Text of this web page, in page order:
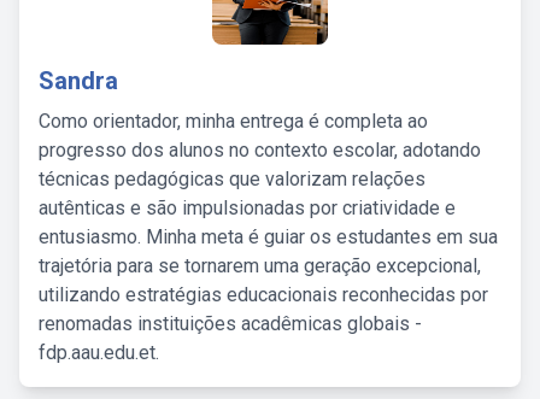
Sandra
Como orientador, minha entrega é completa ao
progresso dos alunos no contexto escolar, adotando
técnicas pedagógicas que valorizam relações
autênticas e são impulsionadas por criatividade e
entusiasmo. Minha meta é guiar os estudantes em sua
trajetória para se tornarem uma geração excepcional,
utilizando estratégias educacionais reconhecidas por
renomadas instituições acadêmicas globais -
fdp.aau.edu.et.